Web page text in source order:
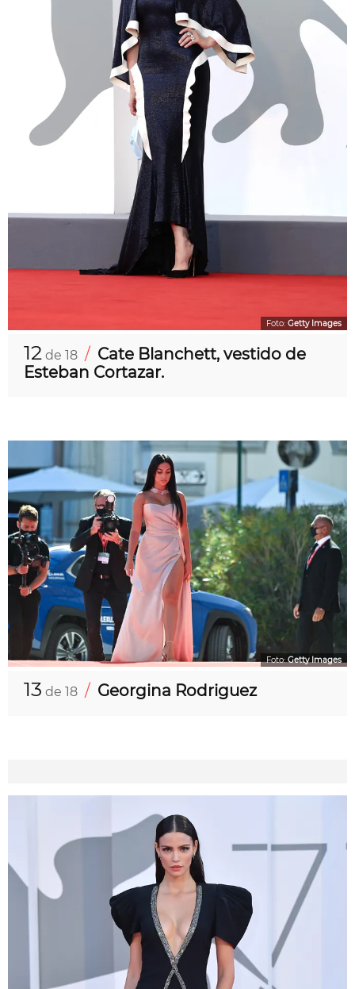
Foto: Getty Images
12 de 18 / Cate Blanchett, vestido de
Esteban Cortazar.
Foto:Getty Images
13 de 18 / Georgina Rodriguez